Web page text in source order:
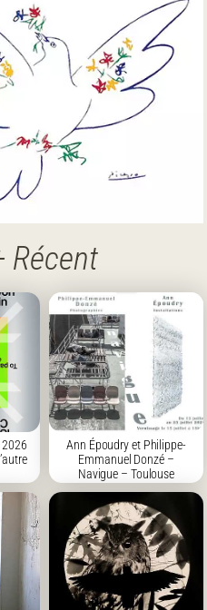
Récent
2026
Ann Époudry et Philippe-
Emmanuel Donzé –
Navigue – Toulouse